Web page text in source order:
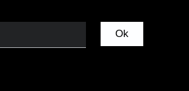
Ok